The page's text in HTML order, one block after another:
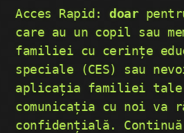
Acces Rapid:doar
care au un copil sau
familiei cu cerințe
speciale (CES) sau
aplicația familiei
comunicația cu noi va
confidențială.